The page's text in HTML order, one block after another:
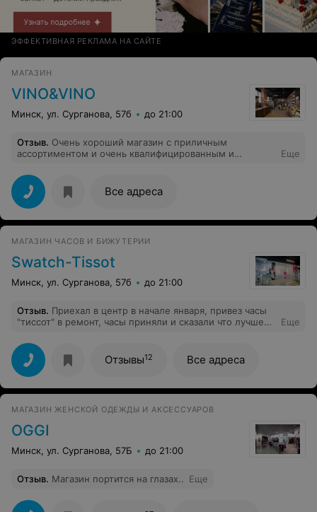
ЭФФЕКТИВНАЯ РЕКЛАМА НА САЙТЕ
МАГАЗИН
VINO&VINO
Минск, ул. Сурганова, 57б до 21:00
Отзыв. Очень хороший магазин с приличным
ассортиментом и очень квалифицированным и
здесь покупки.Респект собственникам за такое
клиентоориентированное отношение к своему
бизнесу.
Еще
Все адреса
МАГАЗИН ЧАСОВ И БИЖУТЕРИИ
Swatch-Tissot
Минск, ул. Сурганова, 57б до 21:00
Отзыв. Приехал в центр в начале января, привез часы
"тиссот" в ремонт, часы приняли и сказали что лучше
дешевле и надёжнее, на что я согласился. Но часы не
забрали, записали только номер телефона и сказали
что позвонят когда привезут деталь. Однако прошло
уже больше месяца и звонка не поступало!!!! Что это
за сервис???? Хочется выругаться!!! Как так, я ведь
оставить часы, но нет, нельзя мол. Просто ужас а не
сервис, им только ремешки менять!)
Еще
Отзывы12 Все адреса
МАГАЗИН ЖЕНСКОЙ ОДЕЖДЫ И АКСЕССУАРОВ
OGGI
Минск, ул. Сурганова, 57Б до 21:00
Отзыв. Магазин портится на глазах.. Еще